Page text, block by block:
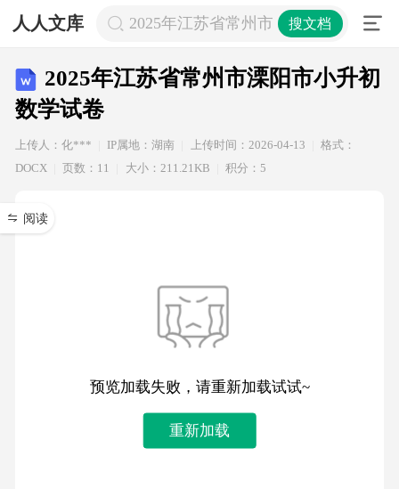
人人文库 2025年江苏省常州市溧阳市小升初数
搜文档
2025年江苏省常州市溧阳市小升初
数学试卷
上传人：化*** IP属地：湖南 上传时间：2026-04-13
格式：
DOCX
页数：11 大小：211.21KB 积分：5
阅读
预览加载失败，请重新加载试试~
重新加载